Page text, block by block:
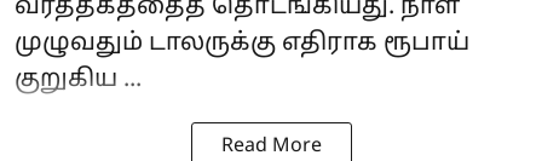
வர்த்தகத்தைத் தொடங்கியது. நாள்
முழுவதும் டாலருக்கு எதிராக ரூபாய்
குறுகிய ...
Read More